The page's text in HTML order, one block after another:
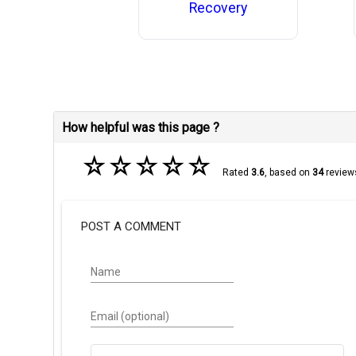
Recovery
How helpful was this page ?
☆☆☆☆☆ Rated 3.6, based on 34
POST A COMMENT
Name
Email (optional)